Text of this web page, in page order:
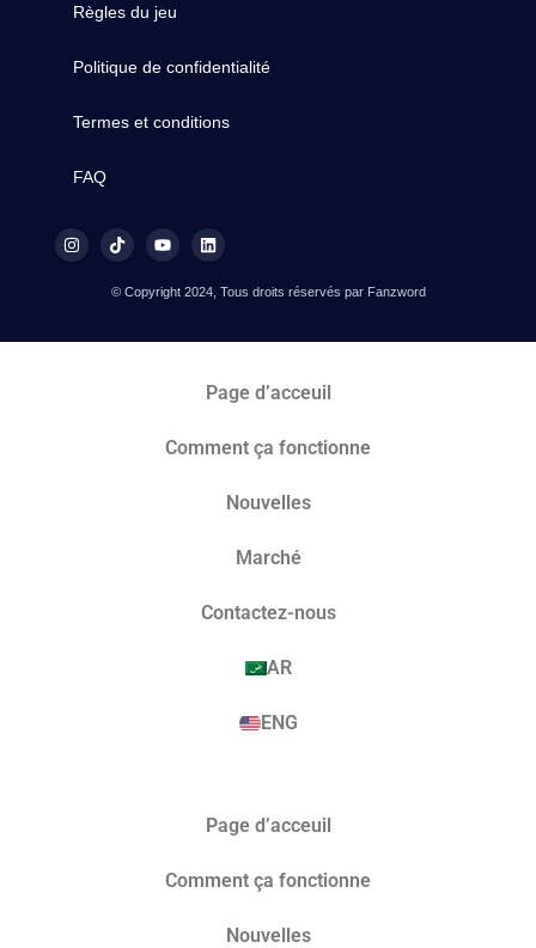
Règles du jeu
Politique de confidentialité
Termes et conditions
FAQ
© Copyright 2024, Tous droits réservés par Fanzword
Page d’acceuil
Comment ça fonctionne
Nouvelles
Marché​
Contactez-nous
AR
ENG
Page d’acceuil
Comment ça fonctionne
Nouvelles